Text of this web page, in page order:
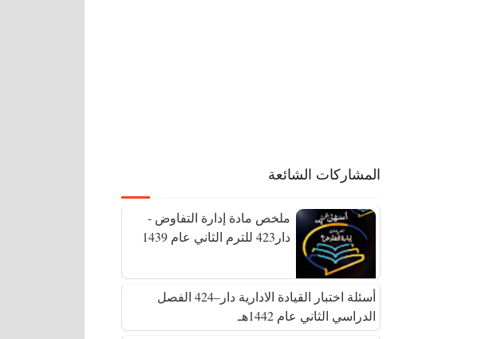
المشاركات الشائعة
ملخص مادة إدارة التفاوض -
دار423 للترم الثاني عام 1439
أسئلة اختبار القيادة الادارية دار–424 الفصل
الدراسي الثاني عام 1442هـ